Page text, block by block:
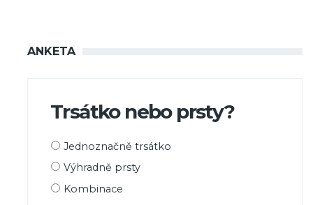
ANKETA
Trsátko nebo prsty?
Možnosti
Jednoznačně trsátko
Výhradně prsty
Kombinace